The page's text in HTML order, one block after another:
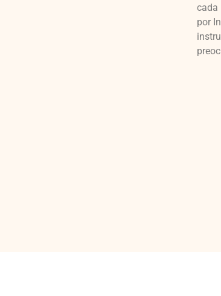
cada
por